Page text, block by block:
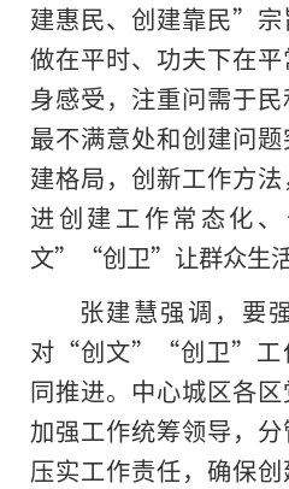
建惠民、创建靠民”
做在平时、功夫下在
身感受，注重问需于
最不满意处和创建问
建格局，创新工作方
进创建工作常态化
文”“创卫”让群众生活
张建慧强调，要
对“创文”“创卫”工
同推进。中心城区各
加强工作统筹领导，
压实工作责任，确保